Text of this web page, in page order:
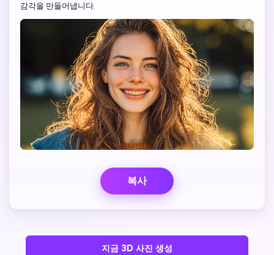
감각을 만들어냅니다.
복사
지금 3D 사진 생성